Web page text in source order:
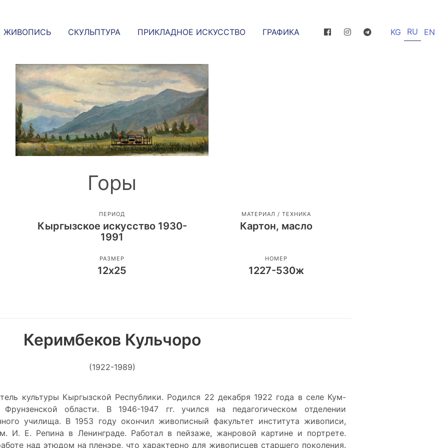
ЖИВОПИСЬ СКУЛЬПТУРА ПРИКЛАДНОЕ ИСКУССТВО ГРАФИКА KG RU EN
Горы
ПЕРИОД
Кыргызское искусство 1930-
1991
МАТЕРИАЛ / ТЕХНИКА
Картон, масло
РАЗМЕР
12х25
НОМЕР
1227-530ж
Керимбеков Кульчоро
(1922-1989)
культуры Кыргызской Республики. Родился 22 декабря 1922 года в селе Кум-
области. В 1946-1947 гг. учился на педагогическом отделении
училища. В 1953 году окончил живописный факультет института живописи,
И. Е. Репина в Ленинграде. Работал в пейзаже, жанровой картине и портрете.
над этюдом на пленэре, что характерно для живописцев старшего поколения.